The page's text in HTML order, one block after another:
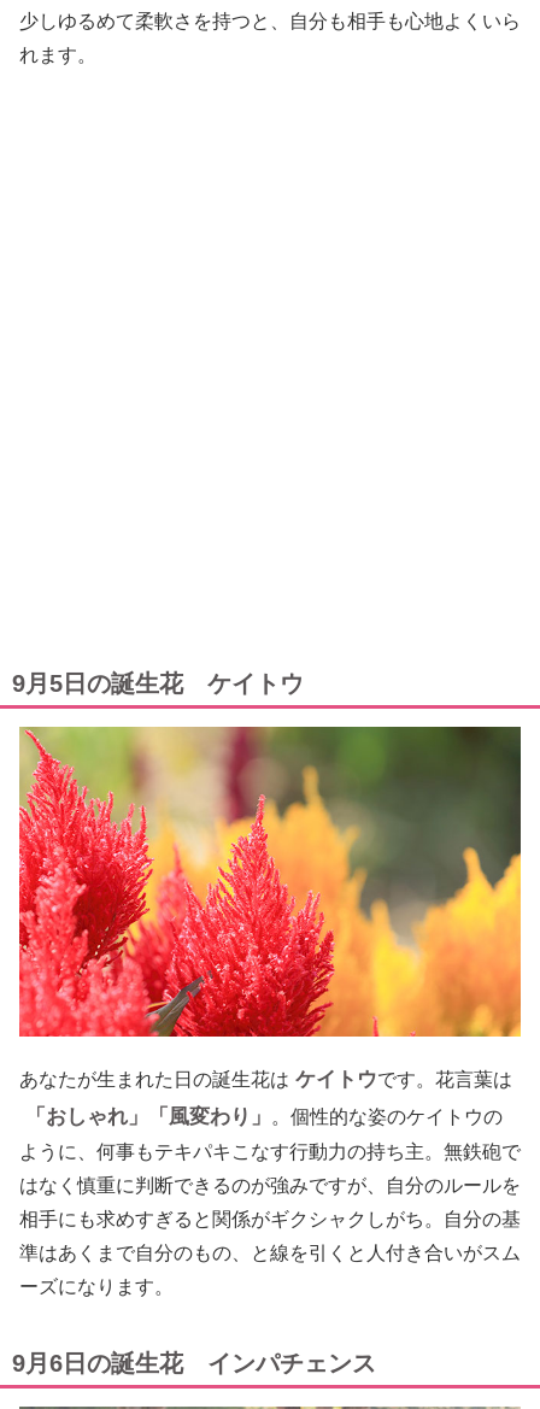
少しゆるめて柔軟さを持つと、自分も相手も心地よくいら
れます。
9月5日の誕生花 ケイトウ
あなたが生まれた日の誕生花は ケイトウです。花言葉は
「おしゃれ」「風変わり」
。個性的な姿のケイトウの
ように、何事もテキパキこなす行動力の持ち主。無鉄砲で
はなく慎重に判断できるのが強みですが、自分のルールを
相手にも求めすぎると関係がギクシャクしがち。自分の基
準はあくまで自分のもの、と線を引くと人付き合いがスム
ーズになります。
9月6日の誕生花 インパチェンス